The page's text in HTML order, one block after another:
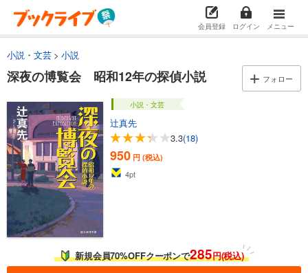
会員登録 ログイン メニュー
小説・文芸 小説
深夜の博覧会 昭和12年の探偵小説 フォロー
小説・文芸
辻真先
3.3(18)
950 円 (税込)
4pt
新規会員70%OFFクーポンで285円(税込)